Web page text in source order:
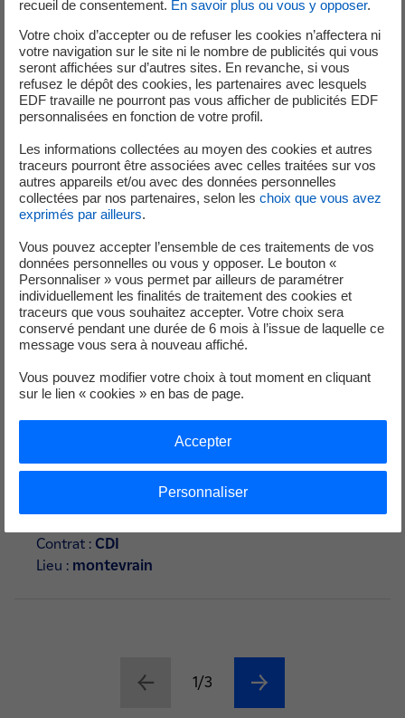
Contrat :CDI
Lieu :flamanville
04 Août 2026
CHARGÉE/CHARGÉ D'AFFAIRES
MAINTENANCE DES COMPOSANTS
PRIMAIRES (CUVE ET/OU GV) - EN
ITINÉRANCE F/H
Contrat :CDI
Lieu :montévrain
CHARGÉE/CHARGÉ D'AFFAIRES
- EN ITINÉRANCE F/H
Contrat : CDI
Lieu : montevrain
1/3
recueil de consentement. En savoir plus ou vous y opposer.
Votre choix d’accepter ou de refuser les cookies n’affectera ni
votre navigation sur le site ni le nombre de publicités qui vous
seront affichées sur d’autres sites. En revanche, si vous
refusez le dépôt des cookies, les partenaires avec lesquels
EDF travaille ne pourront pas vous afficher de publicités EDF
personnalisées en fonction de votre profil.
Les informations collectées au moyen des cookies et autres
traceurs pourront être associées avec celles traitées sur vos
autres appareils et/ou avec des données personnelles
collectées par nos partenaires, selon les choix que vous avez
exprimés par ailleurs.
Vous pouvez accepter l’ensemble de ces traitements de vos
données personnelles ou vous y opposer. Le bouton «
Personnaliser » vous permet par ailleurs de paramétrer
individuellement les finalités de traitement des cookies et
traceurs que vous souhaitez accepter. Votre choix sera
conservé pendant une durée de 6 mois à l’issue de laquelle ce
message vous sera à nouveau affiché.
Vous pouvez modifier votre choix à tout moment en cliquant
sur le lien « cookies » en bas de page.
Personnaliser
Accepter